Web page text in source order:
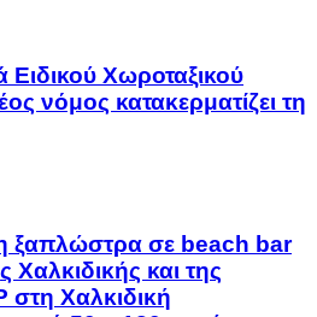
Χωροταξικού
νόμος κατακερματίζει τη
ξαπλώστρα σε beach bar
Χαλκιδικής και της
στη Χαλκιδική